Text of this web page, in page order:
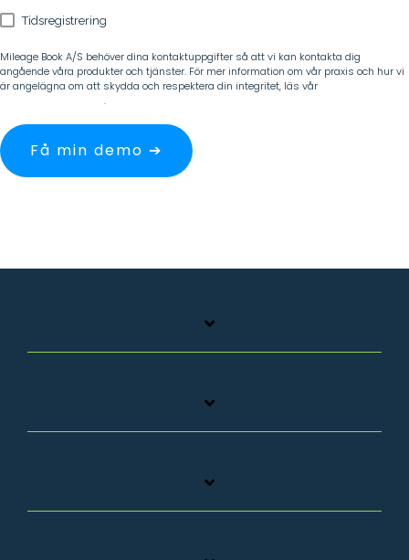
Tidsregistrering
Mileage Book A/S behöver dina kontaktuppgifter så att vi kan kontakta dig
angående våra produkter och tjänster. För mer information om vår praxis och hur vi
är angelägna om att skydda och respektera din integritet, läs vår
.